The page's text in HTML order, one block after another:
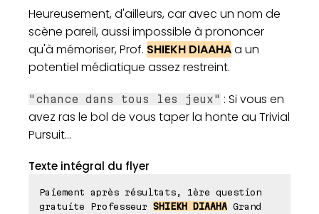
Heureusement, d'ailleurs, car avec un nom de
scène pareil, aussi impossible à prononcer
qu'à mémoriser, Prof. SHIEKH DIAAHAa un
potentiel médiatique assez restreint.
"chance dans tous les jeux" : Si vous en
avez ras le bol de vous taper la honte au Trivial
Pursuit...
Texte intégral du flyer
Paiement après résultats, 1ère question
gratuite Professeur SHIEKH DIAAHA Grand